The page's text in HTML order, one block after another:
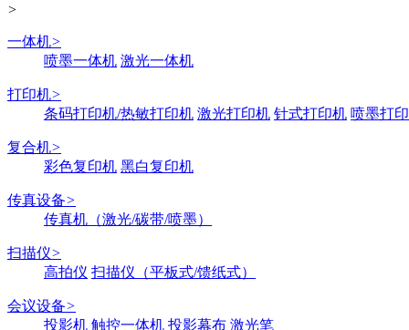
>
一体机>
喷墨一体机 激光一体机
打印机>
条码打印机/热敏打印机 激光打印机 针式打印机 喷墨打
复合机>
彩色复印机 黑白复印机
传真设备>
传真机（激光/碳带/喷墨）
扫描仪>
高拍仪 扫描仪（平板式/馈纸式）
会议设备>
投影机 触控一体机 投影幕布 激光笔